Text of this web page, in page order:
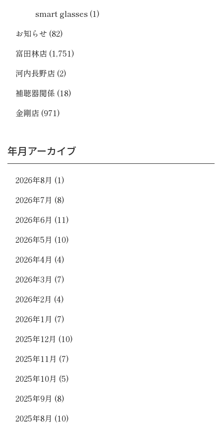
smart glasses (1)
お知らせ (82)
富田林店 (1,751)
河内長野店 (2)
補聴器関係 (18)
金剛店 (971)
年月アーカイブ
2026年8月 (1)
2026年7月 (8)
2026年6月 (11)
2026年5月 (10)
2026年4月 (4)
2026年3月 (7)
2026年2月 (4)
2026年1月 (7)
2025年12月 (10)
2025年11月 (7)
2025年10月 (5)
2025年9月 (8)
2025年8月 (10)